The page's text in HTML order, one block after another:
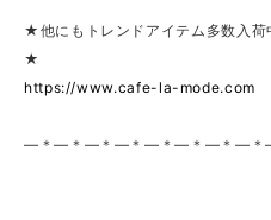
★他にもトレンドアイテム多数入荷
★
https://www.cafe-la-mode.com
—＊—＊—＊—＊—＊—＊—＊—